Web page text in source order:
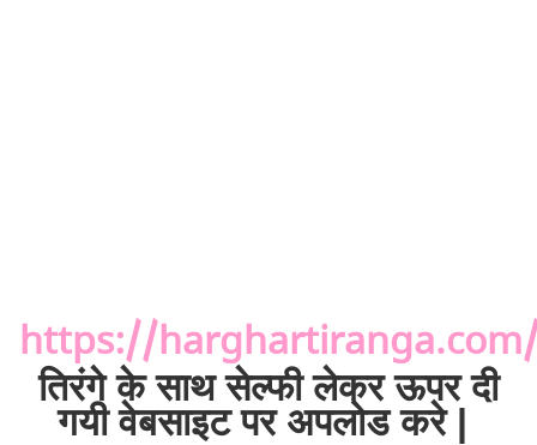
https://
तिरंगे के साथ सेल्फी लेकर ऊपर दी
गयी वेबसाइट पर अपलोड करे |